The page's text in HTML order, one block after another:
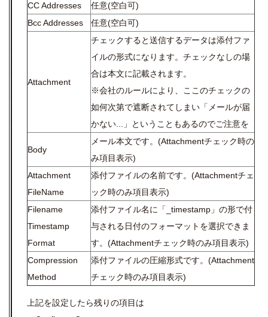
CC Addresses
任意(空白可)
Bcc Addresses
任意(空白可)
Attachment
チェックすると送信するデータは添付ファ
イルの形式になります。チェックなしの場
合は本文に記載されます。
※会社のルールにより、ここのチェックの
如何次第で遮断されてしまい「メールが届
かない...」ということもあるのでご注意を
Body
メール本文です。(Attachmentチェック時の
み項目表示)
Attachment
FileName
添付ファイルの名前です。(Attachmentチェ
ック時のみ項目表示)
Filename
Timestamp
Format
添付ファイル名に「_timestamp」の形で付
与される日付のフォーマットを選択できま
す。(Attachmentチェック時のみ項目表示)
Compression
Method
添付ファイルの圧縮形式です。(Attachment
チェック時のみ項目表示)
上記を設定したら残りの項目は